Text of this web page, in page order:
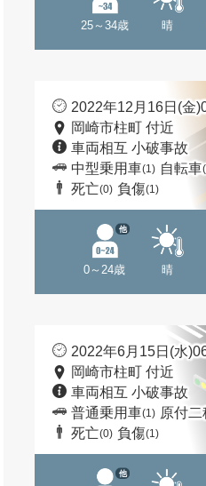
25～34歳 晴
2022年12月16日(金
岡崎市柱町 付近
車両相互 小破事故
中型乗用車(1) 自転車
死亡(0) 負傷(1)
0～24歳
他
晴
2022年6月15日(水
岡崎市柱町 付近
車両相互 小破事故
普通乗用車(1) 原付
死亡(0) 負傷(1)
他